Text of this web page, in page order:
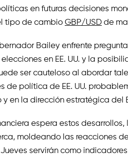
en futuras decisiones
tipo de cambio GBP/USD de
Bailey enfrente
en EE. UU. y la
ser cauteloso al abordar
de política de EE. UU.
en la dirección estratégica del
espera estos
moldeando las reacciones
servirán como